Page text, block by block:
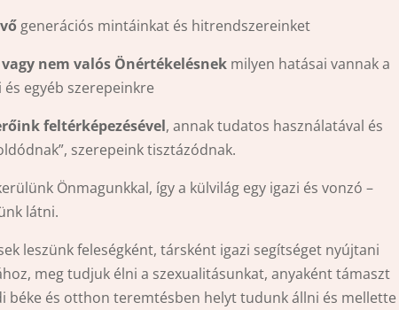
generációs mintáinkat és hitrendszereinket
nem valós Önértékelésnek milyen hatásai vannak a
egyéb szerepeinkre
feltérképezésével, annak tudatos használatával és
szerepeink tisztázódnak.
Önmagunkkal, így a külvilág egy igazi és vonzó –
látni.
leszünk feleségként, társként igazi segítséget nyújtani
meg tudjuk élni a szexualitásunkat, anyaként támaszt
béke és otthon teremtésben helyt tudunk állni és mellette